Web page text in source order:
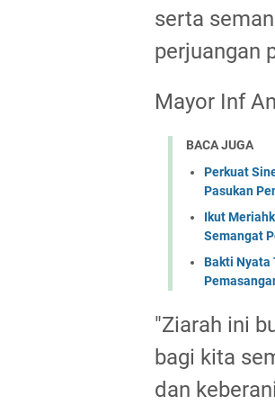
serta
perjuangan
Mayor Inf
BACA JUGA
Perkuat
Pasukan
Ikut
Semangat
Bakti Nyata
"Ziarah ini
bagi kita
dan